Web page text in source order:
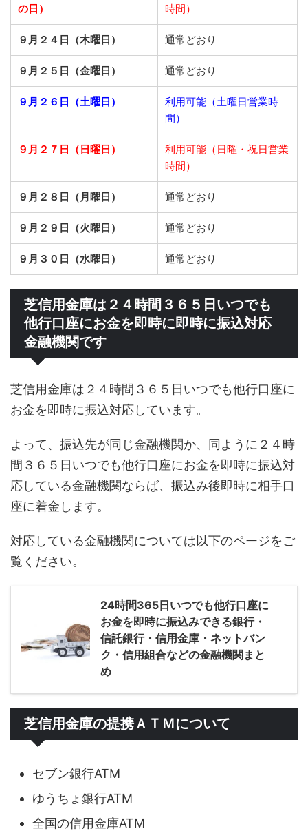
の日）
時間）
９月２４日（木曜日） 通常どおり
９月２５日（金曜日） 通常どおり
９月２６日（土曜日）
利用可能（土曜日営業時
間）
９月２７日（日曜日）
利用可能（日曜・祝日営業
時間）
９月２８日（月曜日） 通常どおり
９月２９日（火曜日） 通常どおり
９月３０日（水曜日） 通常どおり
芝信用金庫は２４時間３６５日いつでも
他行口座にお金を即時に即時に振込対応
金融機関です
芝信用金庫は２４時間３６５日いつでも他行口座に
お金を即時に振込対応しています。
よって、振込先が同じ金融機関か、同ように２４時
間３６５日いつでも他行口座にお金を即時に振込対
応している金融機関ならば、振込み後即時に相手口
座に着金します。
対応している金融機関については以下のページをご
覧ください。
24時間365日いつでも他行口座に
お金を即時に振込みできる銀行・
信託銀行・信用金庫・ネットバン
ク・信用組合などの金融機関まと
め
芝信用金庫の提携ＡＴＭについて
セブン銀行ATM
ゆうちょ銀行ATM
全国の信用金庫ATM